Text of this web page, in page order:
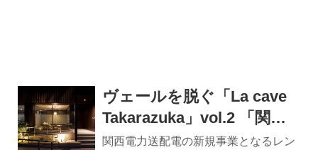
雪が降るという。 富良野と言えば、日
本人の脳裏...
ヴェールを脱ぐ「La cave
Takarazuka」vol.2 「関西
電力送配電㈱」が届けるレ
関西電力送配電の新規事業となるレン